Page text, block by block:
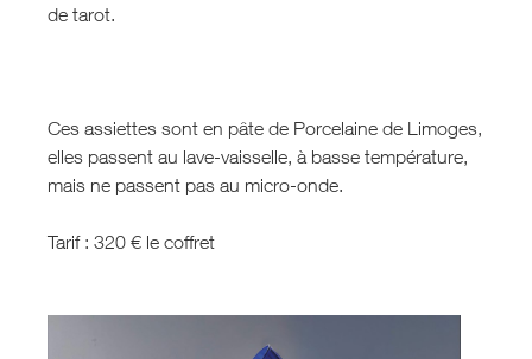
de tarot.
Ces assiettes sont en pâte de Porcelaine de Limoges,
elles passent au lave-vaisselle, à basse température,
mais ne passent pas au micro-onde.
Tarif : 320 € le coffret